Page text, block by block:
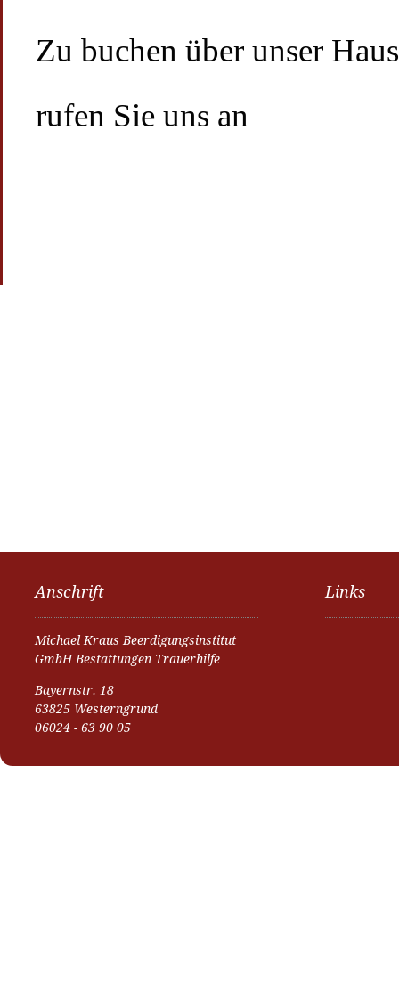
Zu buchen über unser
rufen Sie uns an
Anschrift
Michael Kraus Beerdigungsinstitut
GmbH Bestattungen Trauerhilfe
Bayernstr. 18
63825 Westerngrund
06024 - 63 90 05
Links